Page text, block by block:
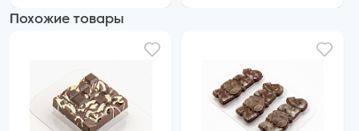
Похожие товары